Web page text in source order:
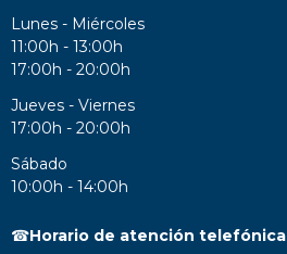
Lunes - Miércoles
11:00h - 13:00h
17:00h - 20:00h
Jueves - Viernes
17:00h - 20:00h
Sábado
10:00h - 14:00h
☎Horario de atención telefónica